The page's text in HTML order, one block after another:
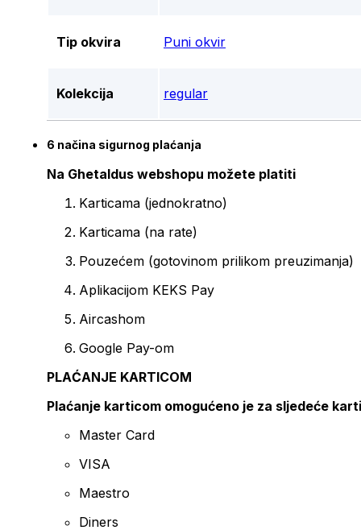
Tip okvira Puni okvir
Kolekcija regular
6 načina sigurnog plaćanja
Na Ghetaldus webshopu možete platiti
Karticama (jednokratno)
Karticama (na rate)
Pouzećem (gotovinom prilikom preuzimanja)
Aplikacijom KEKS Pay
Aircashom
Google Pay-om
PLAĆANJE KARTICOM
Plaćanje karticom omogućeno je za sljedeće
Master Card
VISA
Maestro
Diners